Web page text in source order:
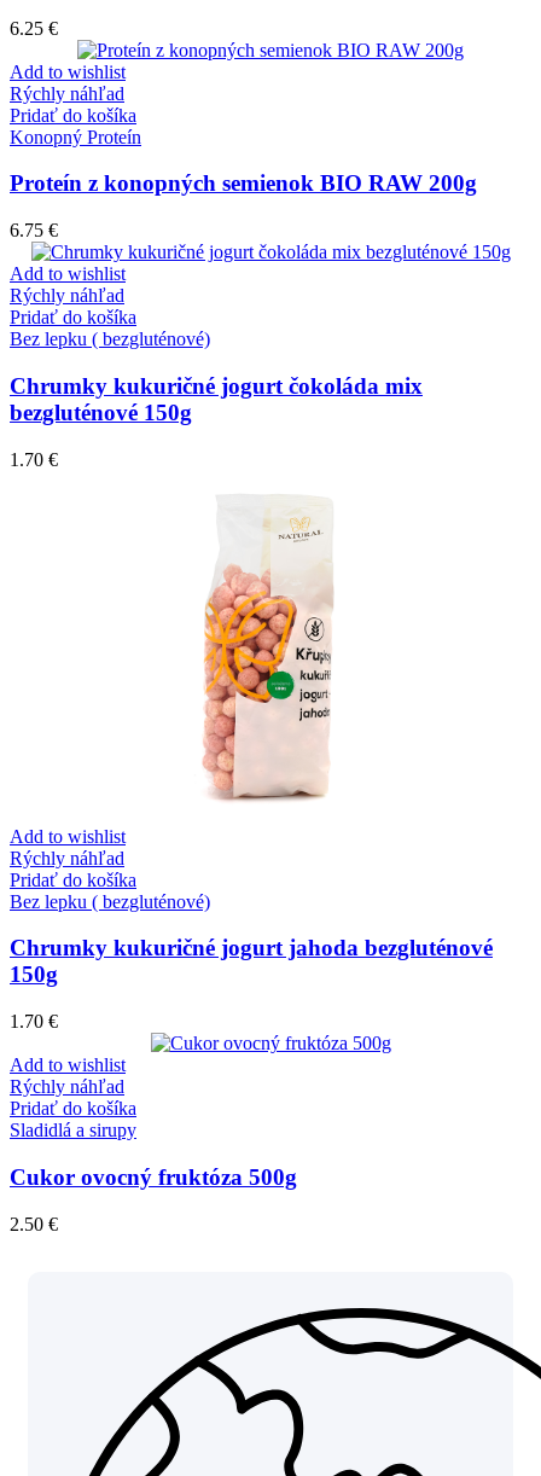
6.25 €
Add to wishlist
Rýchly náhľad
Pridať do košíka
Konopný Proteín
Proteín z konopných semienok BIO RAW 200g
6.75 €
Add to wishlist
Rýchly náhľad
Pridať do košíka
Bez lepku ( bezgluténové)
Chrumky kukuričné jogurt čokoláda mix
bezgluténové 150g
1.70 €
Add to wishlist
Rýchly náhľad
Pridať do košíka
Bez lepku ( bezgluténové)
Chrumky kukuričné jogurt jahoda bezgluténové
150g
1.70 €
Add to wishlist
Rýchly náhľad
Pridať do košíka
Sladidlá a sirupy
Cukor ovocný fruktóza 500g
2.50 €